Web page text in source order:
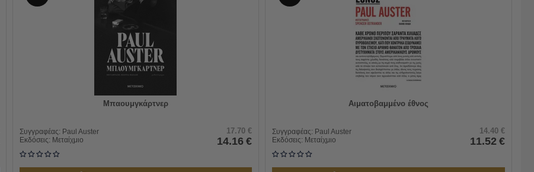
Μπαουμγκάρτνερ
Συγγραφέας: Paul Auster
Εκδόσεις: Μεταίχμιο
17.70 €
14.16 €
Αιματοβαμμένο έθνος
Συγγραφέας: Paul Auster
Εκδόσεις: Μεταίχμιο
14.40 €
11.52 €